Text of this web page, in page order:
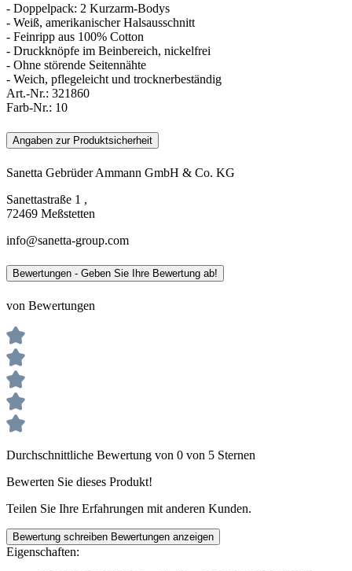
- Doppelpack: 2 Kurzarm-Bodys
- Weiß, amerikanischer Halsausschnitt
- Feinripp aus 100% Cotton
- Druckknöpfe im Beinbereich, nickelfrei
- Ohne störende Seitennähte
- Weich, pflegeleicht und trocknerbeständig
Art.-Nr.: 321860
Farb-Nr.: 10
Angaben zur Produktsicherheit
Sanetta Gebrüder Ammann GmbH & Co. KG
Sanettastraße 1 ,
72469 Meßstetten
info@sanetta-group.com
Bewertungen - Geben Sie Ihre Bewertung ab!
von Bewertungen
Durchschnittliche Bewertung von 0 von 5 Sternen
Bewerten Sie dieses Produkt!
Teilen Sie Ihre Erfahrungen mit anderen Kunden.
Bewertung schreiben Bewertungen anzeigen
Eigenschaften: